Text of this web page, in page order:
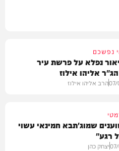
נפשכם
נפלא על פרשת עיר
אליהו אילוז
הרב אליהו אילוז
שמוג'תבא חמינאי עשוי
רגע"
יצחק כהן